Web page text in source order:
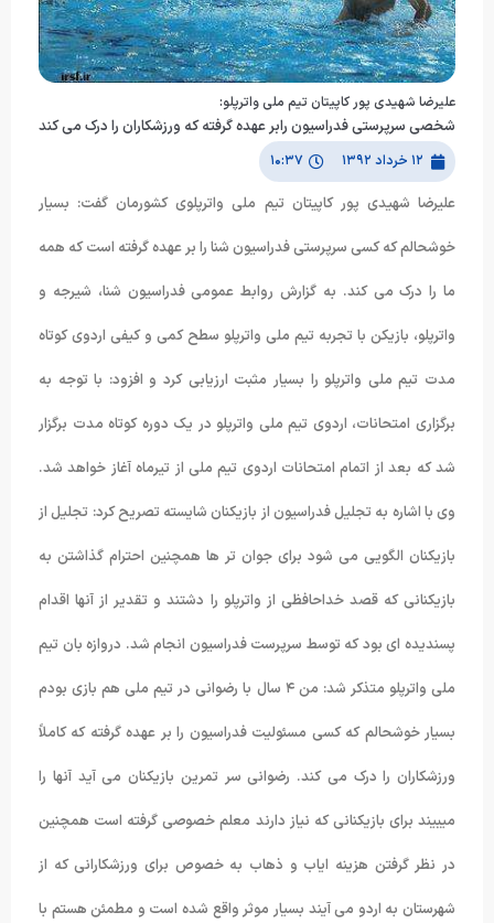
علیرضا شهیدی پور کاپیتان تیم ملی واترپلو:
شخصی سرپرستی فدراسیون رابر عهده گرفته که ورزشکاران را درک می کند
۱۲ خرداد ۱۳۹۲ ۱۰:۳۷
علیرضا شهیدی پور کاپیتان تیم ملی واترپلوی کشورمان گفت: بسیار
خوشحالم که کسی سرپرستی فدراسیون شنا را بر عهده گرفته است که همه
ما را درک می کند. به گزارش روابط عمومی فدراسیون شنا، شیرجه و
واترپلو، بازیکن با تجربه تیم ملی واترپلو سطح کمی و کیفی اردوی کوتاه
مدت تیم ملی واترپلو را بسیار مثبت ارزیابی کرد و افزود: با توجه به
برگزاری امتحانات، اردوی تیم ملی واترپلو در یک دوره کوتاه مدت برگزار
شد که بعد از اتمام امتحانات اردوی تیم ملی از تیرماه آغاز خواهد شد.
وی با اشاره به تجلیل فدراسیون از بازیکنان شایسته تصریح کرد: تجلیل از
بازیکنان الگویی می شود برای جوان تر ها همچنین احترام گذاشتن به
بازیکنانی که قصد خداحافظی از واترپلو را دشتند و تقدیر از آنها اقدام
پسندیده ای بود که توسط سرپرست فدراسیون انجام شد. دروازه بان تیم
ملی واترپلو متذکر شد: من ۴ سال با رضوانی در تیم ملی هم بازی بودم
بسیار خوشحالم که کسی مسئولیت فدراسیون را بر عهده گرفته که کاملاً
ورزشکاران را درک می کند. رضوانی سر تمرین بازیکنان می آید آنها را
میبیند برای بازیکنانی که نیاز دارند معلم خصوصی گرفته است همچنین
در نظر گرفتن هزینه ایاب و ذهاب به خصوص برای ورزشکارانی که از
شهرستان به اردو می آیند بسیار موثر واقع شده است و مطمئن هستم با